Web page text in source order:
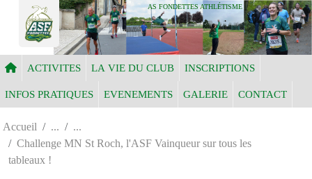
AS FONDETTES ATHLÉTISME
ACTIVITES LA VIE DU CLUB INSCRIPTIONS
INFOS PRATIQUES EVENEMENTS GALERIE CONTACT
Accueil
Challenge MN St Roch, l'ASF Vainqueur sur tous les
tableaux !
Panneau de gestion des cookies